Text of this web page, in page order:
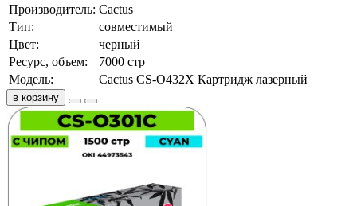
Производитель: Cactus
Тип:
совместимый
Цвет:
черный
Ресурс, объем:
7000 стр
Модель:
Cactus CS-O432X Картридж лазерный
в корзину